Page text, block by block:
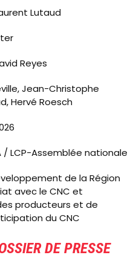
Lutaud
Reyes
Jean-Christophe
Hervé Roesch
/ LCP-Assemblée nationale
de la Région
avec le CNC et
producteurs et de
du CNC
DE PRESSE